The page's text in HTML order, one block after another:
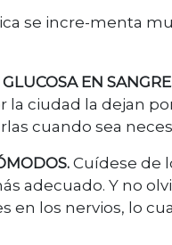
se incre-menta
EN
ciudad la dejan
cuando sea
Cuídese de
adecuado. Y no
en los nervios, lo